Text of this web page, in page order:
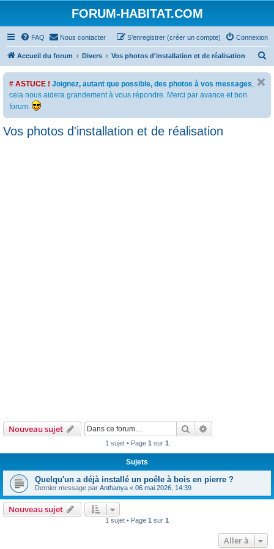
FORUM-HABITAT.COM
FAQ Nous contacter Connexion
S’enregistrer (créer un compte)
Accueil du forum Divers Vos photos d'installation et de réalisation
e
# ASTUCE ! Joignez, autant que possible, des photos à vos messages,
cela nous aidera grandement à vous répondre. Merci par avance et bon
forum.
Vos photos d'installation et de réalisation
Nouveau sujet Rechercher
1 sujet • Page 1 sur 1
Sujets
Quelqu'un a déjà installé un poêle à bois en pierre ?
Dernier message par Anthanya « 06 mai 2026, 14:39
Nouveau sujet
1 sujet • Page 1 sur 1
Aller à